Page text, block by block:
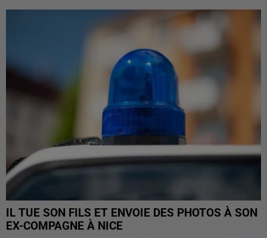
IL TUE SON FILS ET ENVOIE DES PHOTOS À SON
EX-COMPAGNE À NICE